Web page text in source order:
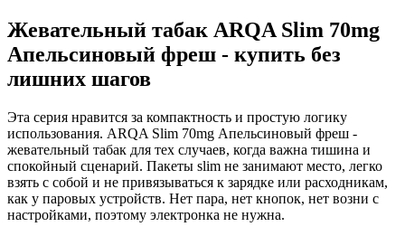
Жевательный табак ARQA Slim 70mg
Апельсиновый фреш - купить без
лишних шагов
Эта серия нравится за компактность и простую логику
использования. ARQA Slim 70mg Апельсиновый фреш -
жевательный табак для тех случаев, когда важна тишина и
спокойный сценарий. Пакеты slim не занимают место, легко
взять с собой и не привязываться к зарядке или расходникам,
как у паровых устройств. Нет пара, нет кнопок, нет возни с
настройками, поэтому электронка не нужна.